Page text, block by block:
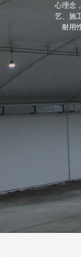
心理念
艺、施
耐用